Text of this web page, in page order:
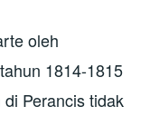
oleh
1814-1815
Perancis tidak